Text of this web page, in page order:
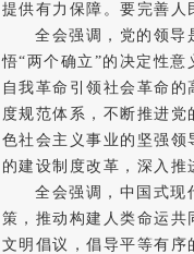
提供有力保障。要完善
全会强调，党的领导
悟“两个确立”的决定性意
自我革命引领社会革命
度规范体系，不断推进
色社会主义事业的坚强
的建设制度改革，深入
全会强调，中国式现
策，推动构建人类命运
文明倡议，倡导平等有